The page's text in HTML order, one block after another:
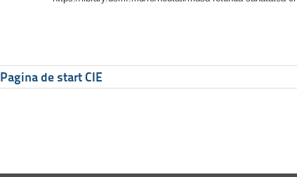
Pagina de start CIE